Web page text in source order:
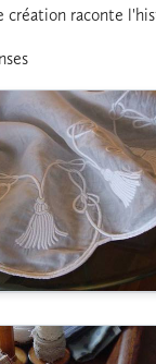
création raconte